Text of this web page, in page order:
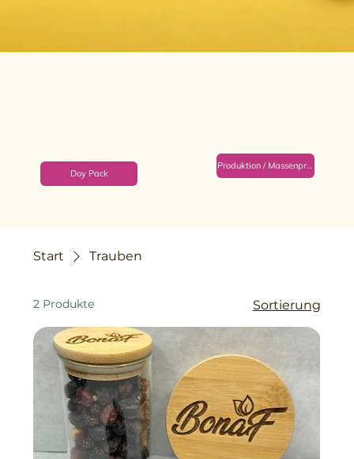
Doy Pack
Start Trauben
2 Produkte Sortierung